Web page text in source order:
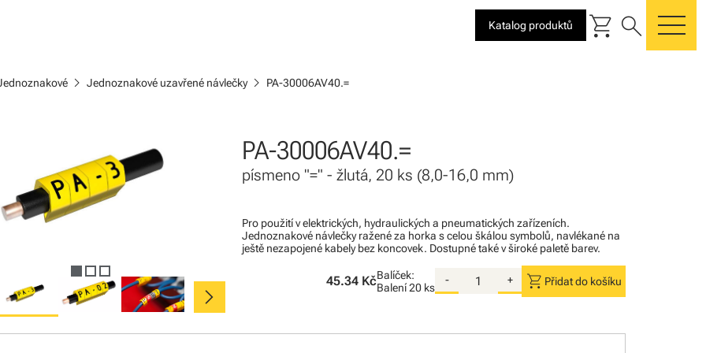
Katalog produktů shopping_cart search
chevron_right Jednoznakové uzavřené návlečkychevron_right PA-30006AV40.=
chevron_right
PA-30006AV40.=
písmeno "=" - žlutá, 20 ks (8,0-16,0 mm)
Pro použití v elektrických, hydraulických a pneumatických zařízeních.
Jednoznakové návlečky ražené za horka s celou škálou symbolů, navlékané na
ještě nezapojené kabely bez koncovek. Dostupné také v široké paletě barev.
45.34 KčBalíček:
Balení20 ks
- + shopping_cart Přidat do košíku